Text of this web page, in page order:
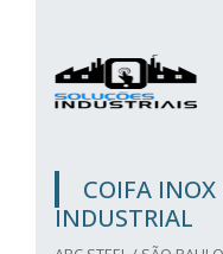
COIFA
INDUSTRIAL